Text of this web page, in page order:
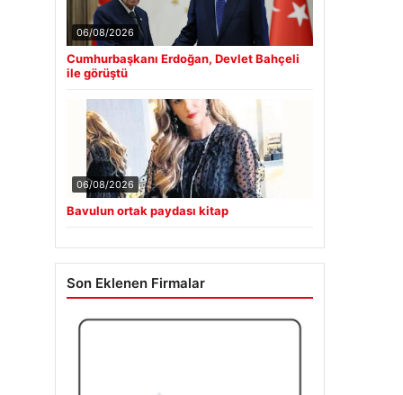
06/08/2026
Cumhurbaşkanı Erdoğan, Devlet Bahçeli
ile görüştü
06/08/2026
Bavulun ortak paydası kitap
Son Eklenen Firmalar